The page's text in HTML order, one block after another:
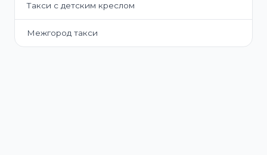
Такси с детским креслом
Межгород такси